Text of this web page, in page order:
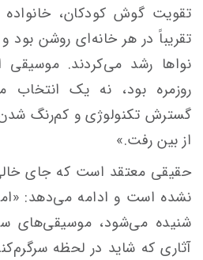
تقویت گوش کودکان،
تقریباً در هر خانه‌ای روشن بود
نواها رشد می‌کردند.
روزمره بود، نه یک انتخاب
گسترش تکنولوژی و کم‌رنگ
از بین رفت.»
حقیقی معتقد است که جای
نشده است و ادامه می‌دهد:
شنیده می‌شود، موسیقی‌های
آثاری که شاید در لحظه